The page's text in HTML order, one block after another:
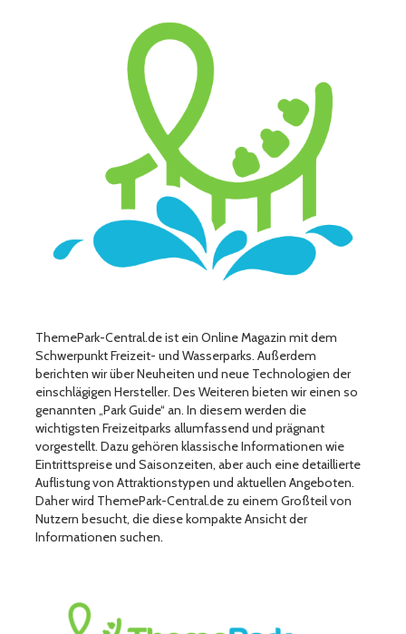
ThemePark-Central.de ist ein Online Magazin mit dem
Schwerpunkt Freizeit- und Wasserparks. Außerdem
berichten wir über Neuheiten und neue Technologien der
einschlägigen Hersteller. Des Weiteren bieten wir einen so
genannten „Park Guide“ an. In diesem werden die
wichtigsten Freizeitparks allumfassend und prägnant
vorgestellt. Dazu gehören klassische Informationen wie
Eintrittspreise und Saisonzeiten, aber auch eine detaillierte
Auflistung von Attraktionstypen und aktuellen Angeboten.
Daher wird ThemePark-Central.de zu einem Großteil von
Nutzern besucht, die diese kompakte Ansicht der
Informationen suchen.